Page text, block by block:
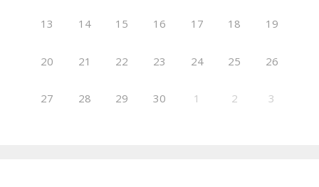
13 14 15 16 17 18 19
20 21 22 23 24 25 26
27 28 29 30 1 2 3